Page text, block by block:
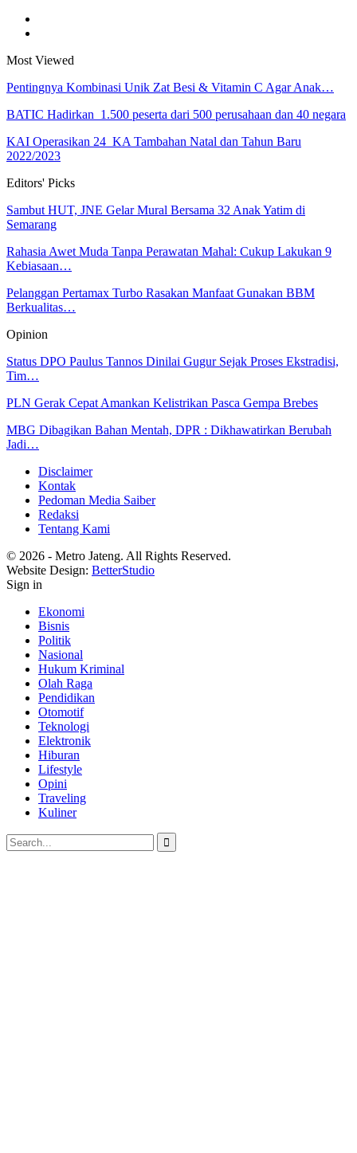
Most Viewed
Pentingnya Kombinasi Unik Zat Besi & Vitamin C Agar Anak…
BATIC Hadirkan 1.500 peserta dari 500 perusahaan dan 40 negara
KAI Operasikan 24 KA Tambahan Natal dan Tahun Baru
2022/2023
Editors' Picks
Sambut HUT, JNE Gelar Mural Bersama 32 Anak Yatim di
Semarang
Rahasia Awet Muda Tanpa Perawatan Mahal: Cukup Lakukan 9
Kebiasaan…
Pelanggan Pertamax Turbo Rasakan Manfaat Gunakan BBM
Berkualitas…
Opinion
Status DPO Paulus Tannos Dinilai Gugur Sejak Proses Ekstradisi,
Tim…
PLN Gerak Cepat Amankan Kelistrikan Pasca Gempa Brebes
MBG Dibagikan Bahan Mentah, DPR : Dikhawatirkan Berubah
Jadi…
Disclaimer
Kontak
Pedoman Media Saiber
Redaksi
Tentang Kami
© 2026 - Metro Jateng. All Rights Reserved.
Website Design: BetterStudio
Sign in
Ekonomi
Bisnis
Politik
Nasional
Hukum Kriminal
Olah Raga
Pendidikan
Otomotif
Teknologi
Elektronik
Hiburan
Lifestyle
Opini
Traveling
Kuliner